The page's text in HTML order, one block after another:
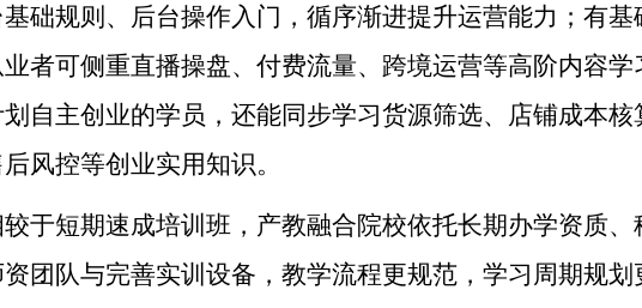
基础规则、后台操作入门，循序渐进提升运营能力；有基
业者可侧重直播操盘、付费流量、跨境运营等高阶内容学
自主创业的学员，还能同步学习货源筛选、店铺成本核
风控等创业实用知识。
于短期速成培训班，产教融合院校依托长期办学资质、
资团队与完善实训设备，教学流程更规范，学习周期规划